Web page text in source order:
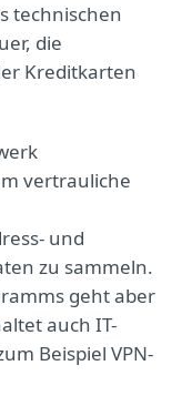
technischen
die
Kreditkarten
vertrauliche
und
zu sammeln.
geht aber
auch IT-
Beispiel VPN-